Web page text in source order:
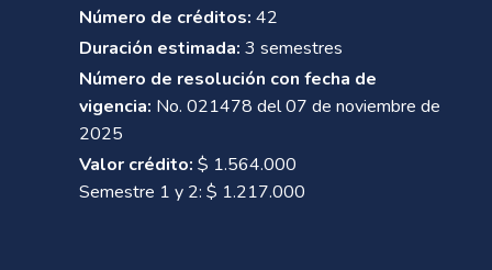
Número de créditos: 42
Duración estimada: 3 semestres
Número de resolución con fecha de
vigencia: No. 021478 del 07 de noviembre de
2025
Valor crédito: $ 1.564.000
Semestre 1 y 2: $ 1.217.000